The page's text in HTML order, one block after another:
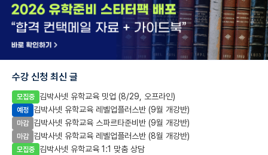
수강 신청 최신 글
모집중 김박사넷 유학교육 밋업 (8/29, 오프라인)
예정 김박사넷 유학교육 레벨업플러스반 (9월 개강반)
마감 김박사넷 유학교육 스파르타준비반 (9월 개강반)
마감 김박사넷 유학교육 레벨업플러스반 (8월 개강반)
모집중 김박사넷 유학교육 1:1 맞춤 상담